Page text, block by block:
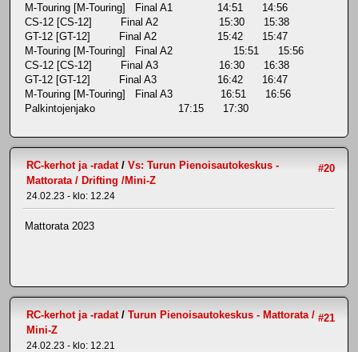
M-Touring [M-Touring] Final A1 14:51 14:56
CS-12 [CS-12] Final A2 15:30 15:38
GT-12 [GT-12] Final A2 15:42 15:47
M-Touring [M-Touring] Final A2 15:51 15:56
CS-12 [CS-12] Final A3 16:30 16:38
GT-12 [GT-12] Final A3 16:42 16:47
M-Touring [M-Touring] Final A3 16:51 16:56
Palkintojenjako 17:15 17:30
#20
RC-kerhot ja -radat/ Vs: Turun Pienoisautokeskus -
Mattorata / Drifting /Mini-Z
24.02.23 - klo: 12.24
Mattorata 2023
#21
RC-kerhot ja -radat/ Turun Pienoisautokeskus - Mattorata /
Mini-Z
24.02.23 - klo: 12.21